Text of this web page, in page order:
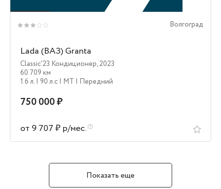
Волгоград
Lada (ВАЗ) Granta
Classic'23 Кондиционер,2023
60 709 км
1.6 л. | 90 л.c | MT | Передний
750 000 ₽
от 9 707 ₽ р/мес.
Показать еще